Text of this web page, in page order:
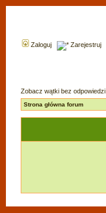
Zaloguj Zarejestruj
Zobacz wątki bez odpowiedzi
Strona główna forum